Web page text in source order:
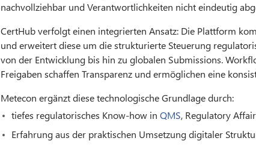
nachvollziehbar und Verantwortlichkeiten nicht eindeutig
CertHub verfolgt einen integrierten Ansatz: Die Plattform
und erweitert diese um die strukturierte Steuerung
von der Entwicklung bis hin zu globalen Submissions.
Freigaben schaffen Transparenz und ermöglichen eine
Metecon ergänzt diese technologische Grundlage durch:
tiefes regulatorisches Know-how inQMS, Regulatory
Erfahrung aus der praktischen Umsetzung digitaler